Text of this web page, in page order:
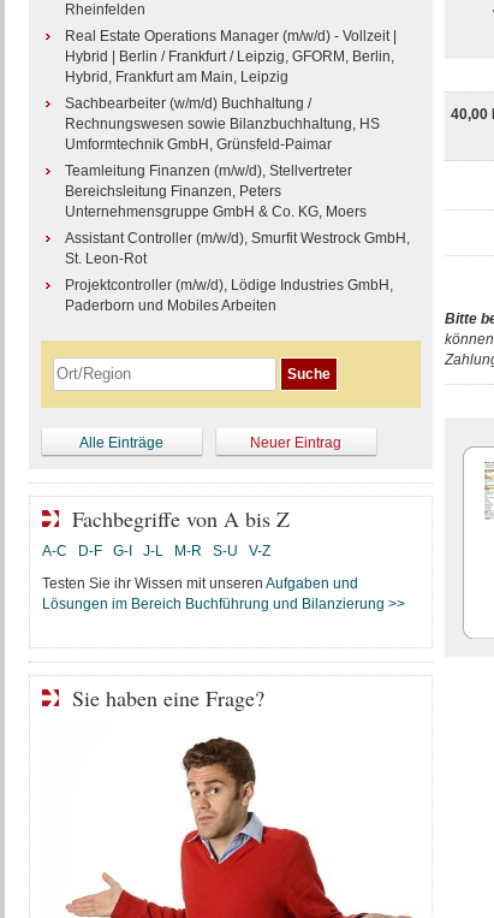
40,00
Bitte
Rheinfelden
Real Estate Operations Manager (m/w/d) - Vollzeit |
Hybrid | Berlin / Frankfurt / Leipzig, GFORM, Berlin,
Hybrid, Frankfurt am Main, Leipzig
Sachbearbeiter (w/m/d) Buchhaltung /
Rechnungswesen sowie Bilanzbuchhaltung, HS
Umformtechnik GmbH, Grünsfeld-Paimar
Teamleitung Finanzen (m/w/d), Stellvertreter
Bereichsleitung Finanzen, Peters
Unternehmensgruppe GmbH & Co. KG, Moers
Assistant Controller (m/w/d), Smurfit Westrock GmbH,
St. Leon-Rot
Projektcontroller (m/w/d), Lödige Industries GmbH,
Paderborn und Mobiles Arbeiten
Alle Einträge Neuer Eintrag
Fachbegriffe von A bis Z
A-C D-F G-I J-L M-R S-U
V-Z
Testen Sie ihr Wissen mit unseren Aufgaben und
Lösungen im Bereich Buchführung und Bilanzierung >>
Sie haben eine Frage?